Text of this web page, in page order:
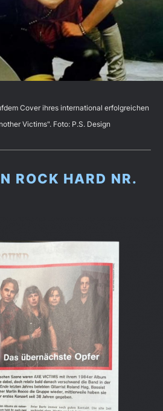
Cover ihres international erfolgreichen
Victims". Foto: P.S. Design
ROCK HARD NR.